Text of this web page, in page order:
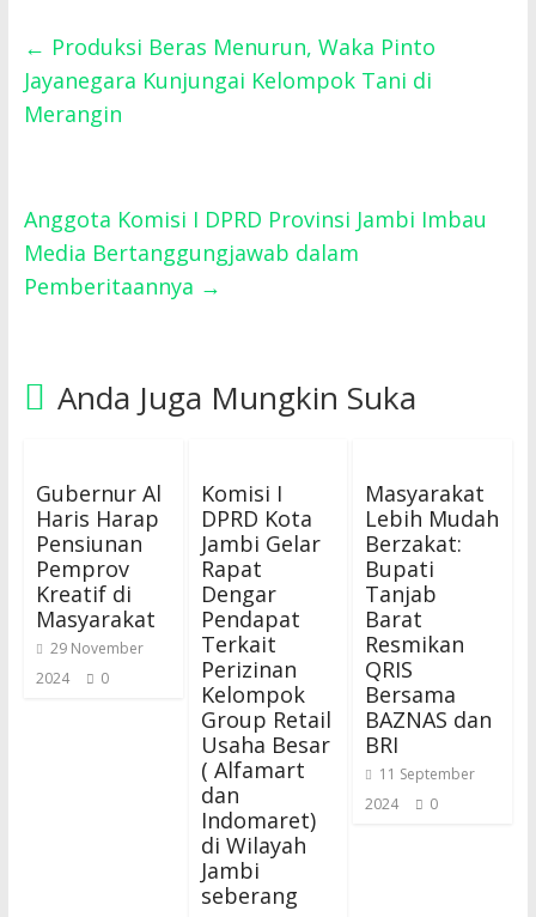
← Produksi Beras Menurun, Waka Pinto
Jayanegara Kunjungai Kelompok Tani di
Merangin
Anggota Komisi I DPRD Provinsi Jambi Imbau
Media Bertanggungjawab dalam
Pemberitaannya →
Anda Juga Mungkin Suka
Gubernur Al
Haris Harap
Pensiunan
Pemprov
Kreatif di
Masyarakat
29 November
2024
0
Komisi I
DPRD Kota
Jambi Gelar
Rapat
Dengar
Pendapat
Terkait
Perizinan
Kelompok
Group Retail
Usaha Besar
( Alfamart
dan
Indomaret)
di Wilayah
Jambi
seberang
Masyarakat
Lebih Mudah
Berzakat:
Bupati
Tanjab
Barat
Resmikan
QRIS
Bersama
BAZNAS dan
BRI
11 September
2024
0